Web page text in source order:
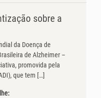
sobre a
da Doença de
de Alzheimer –
promovida pela
que tem […]